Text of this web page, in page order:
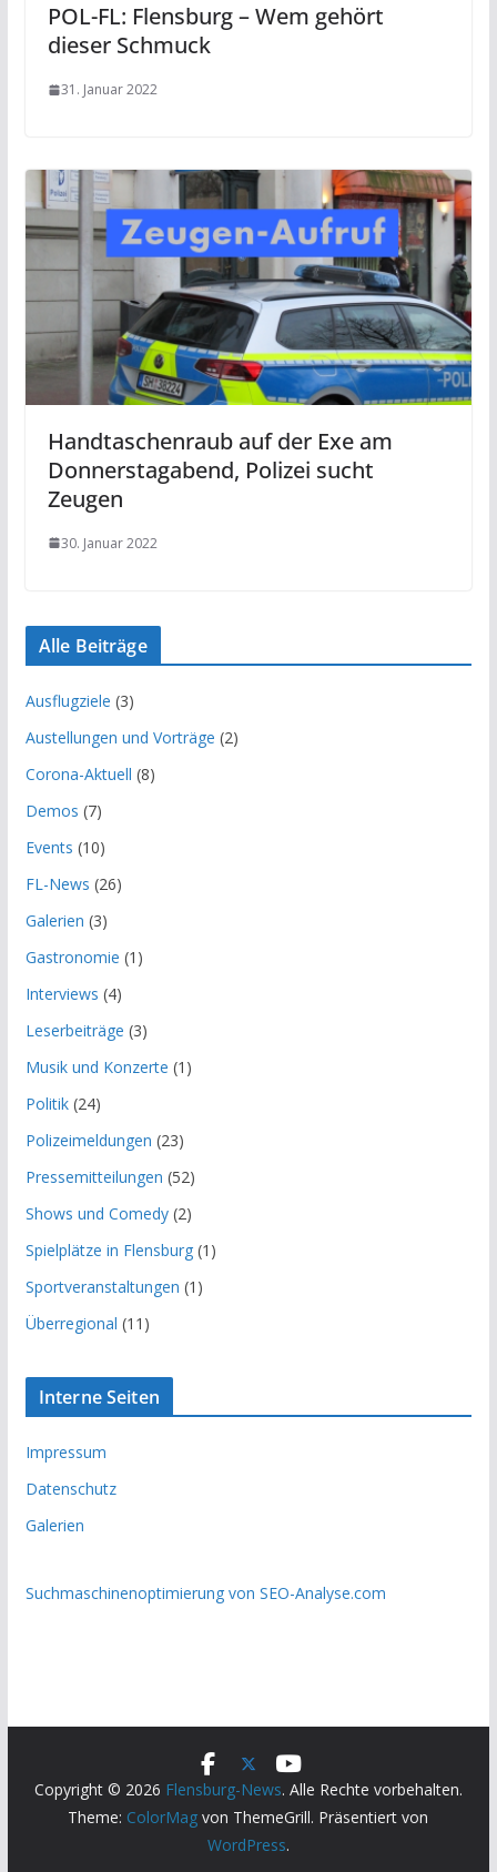
POL-FL: Flensburg – Wem gehört
dieser Schmuck
31. Januar 2022
Handtaschenraub auf der Exe am
Donnerstagabend, Polizei sucht
Zeugen
30. Januar 2022
Alle Beiträge
Ausflugziele (3)
Austellungen und Vorträge (2)
Corona-Aktuell (8)
Demos (7)
Events (10)
FL-News (26)
Galerien (3)
Gastronomie (1)
Interviews (4)
Leserbeiträge (3)
Musik und Konzerte (1)
Politik(24)
Polizeimeldungen (23)
Pressemitteilungen (52)
Shows und Comedy(2)
Spielplätze in Flensburg(1)
Sportveranstaltungen (1)
Überregional (11)
Interne Seiten
Impressum
Datenschutz
Galerien
Suchmaschinenoptimierung von SEO-Analyse.com
Copyright © 2026 Flensburg-News. Alle Rechte vorbehalten.
Theme: ColorMag von ThemeGrill. Präsentiert von
WordPress.